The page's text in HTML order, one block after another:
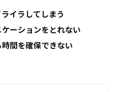
イラしてしまう
ーションをとれない
間を確保できない